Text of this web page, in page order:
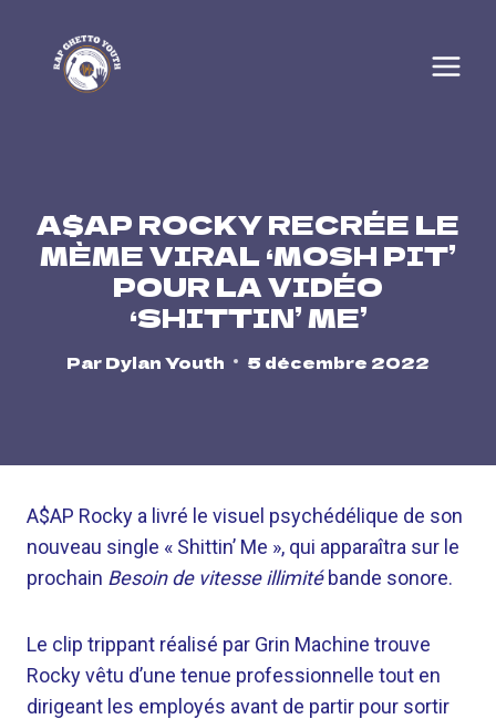
content
A$AP ROCKY RECRÉE LE
MÈME VIRAL ‘MOSH PIT’
POUR LA VIDÉO
‘SHITTIN’ ME’
ParDylan Youth 5 décembre 2022
A$AP Rocky a livré le visuel psychédélique de son
nouveau single « Shittin’ Me », qui apparaîtra sur le
prochain Besoin de vitesse illimitébande sonore.
Le clip trippant réalisé par Grin Machine trouve
Rocky vêtu d’une tenue professionnelle tout en
dirigeant les employés avant de partir pour sortir